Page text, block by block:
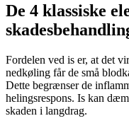
De 4 klassiske
Fordelen ved is er, at det
nedkøling får de små
Dette begrænser de
helingsrespons. Is kan
skaden i langdrag.